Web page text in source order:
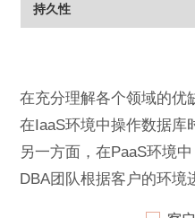
持久性
在充分理解各个领域的优
在IaaS环境中操作数据库
另一方面，在PaaS环境
DBA团队根据客户的环境